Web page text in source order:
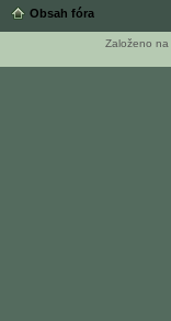
Obsah fóra
Založeno na